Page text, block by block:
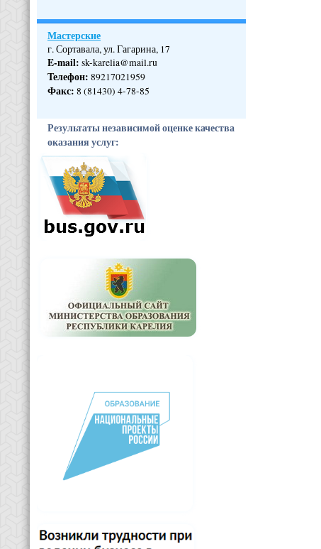
Мастерские
г. Сортавала, ул. Гагарина, 17
E-mail: sk-karelia@mail.ru
Телефон: 89217021959
Факс: 8 (81430) 4-78-85
Результаты независимой оценке качества
оказания услуг: